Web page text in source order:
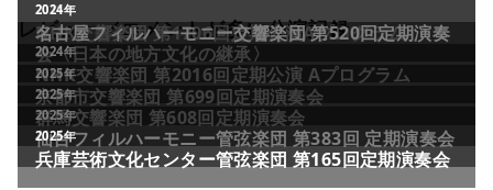
レビュー／コメントが多い公演記録